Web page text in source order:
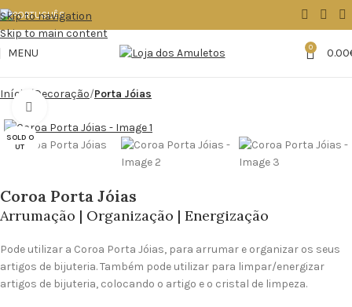
Skip to navigation
Skip to main content
MENU
0 0.00
Início Decoração Porta Jóias
SOLD O
UT
Coroa Porta Jóias
Arrumação | Organização | Energização
Pode utilizar a Coroa Porta Jóias, para arrumar e organizar os seus
artigos de bijuteria. Também pode utilizar para limpar/energizar
artigos de bijuteria, colocando o artigo e o cristal de limpeza.